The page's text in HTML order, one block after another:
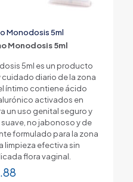
Monodosis 5ml
Monodosis 5ml
5ml es un producto
diario de la zona
íntimo contiene ácido
activados en
un uso genital seguro y
no jabonoso y de
formulado para la zona
limpieza efectiva sin
flora vaginal.